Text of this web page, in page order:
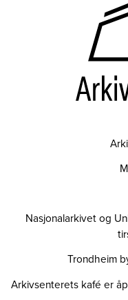
Nasjonalarkivet og
Trondheim
Arkivsenterets kafé er